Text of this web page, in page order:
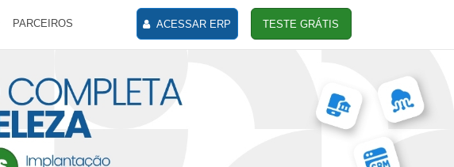
PARCEIROS ACESSAR ERP TESTE GRÁTIS